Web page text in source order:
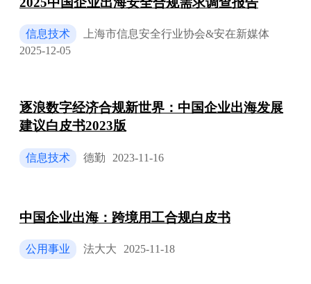
信息技术
上海市信息安全行业协会&安在新媒体
2025-12-05
逐浪数字经济合规新世界：中国企业出海发展
建议白皮书2023版
信息技术 德勤 2023-11-16
中国企业出海：跨境用工合规白皮书
公用事业 法大大 2025-11-18